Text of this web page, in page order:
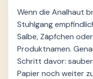
Wenn die Analhaut brennt, juckt oder nach dem
Stuhlgang
Salbe, Zäpfchen
Produktnamen.
Schritt davor:
Papier noch weiter